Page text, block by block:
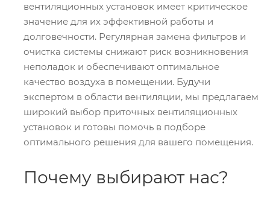
вентиляционных установок имеет критическое
значение для их эффективной работы и
долговечности. Регулярная замена фильтров и
очистка системы снижают риск возникновения
неполадок и обеспечивают оптимальное
качество воздуха в помещении. Будучи
экспертом в области вентиляции, мы предлагаем
широкий выбор приточных вентиляционных
установок и готовы помочь в подборе
оптимального решения для вашего помещения.
Почему выбирают нас?